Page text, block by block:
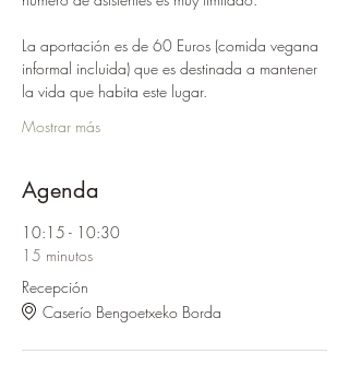
La aportación es de 60 Euros (comida vegana
informal incluida) que es destinada a mantener
la vida que habita este lugar.
Mostrar más
Agenda
10:15 - 10:30
15 minutos
Recepción
Caserío Bengoetxeko Borda